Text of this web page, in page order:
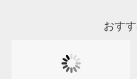
おす